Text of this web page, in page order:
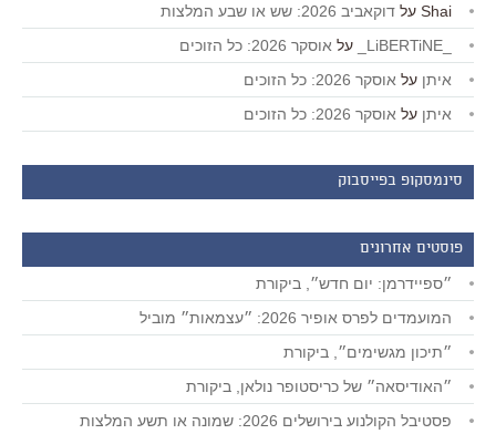
Shai על דוקאביב 2026: שש או שבע המלצות
על אוסקר 2026: כל הזוכים
איתן על אוסקר 2026: כל הזוכים
איתן על אוסקר 2026: כל הזוכים
סינמסקופ בפייסבוק
פוסטים אחרונים
״ספיידרמן: יום חדש״, ביקורת
המועמדים לפרס אופיר 2026: ״עצמאות״ מוביל
״תיכון מגשימים״, ביקורת
״האודיסאה״ של כריסטופר נולאן, ביקורת
פסטיבל הקולנוע בירושלים 2026: שמונה או תשע המלצות